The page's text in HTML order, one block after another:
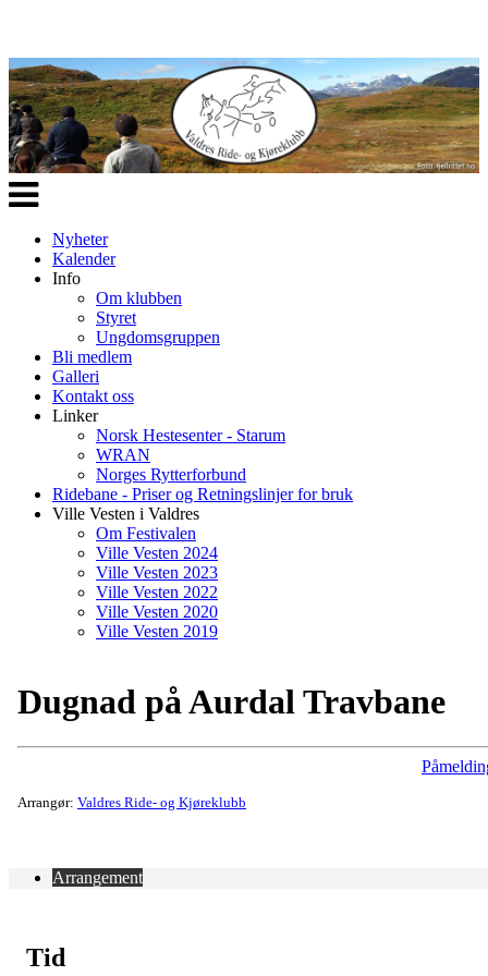
Veksle
navigasjon
Nyheter
Kalender
Info
Om klubben
Styret
Ungdomsgruppen
Bli medlem
Galleri
Kontakt oss
Linker
Norsk Hestesenter - Starum
WRAN
Norges Rytterforbund
Ridebane - Priser og Retningslinjer for bruk
Ville Vesten i Valdres
Om Festivalen
Ville Vesten 2024
Ville Vesten 2023
Ville Vesten 2022
Ville Vesten 2020
Ville Vesten 2019
Dugnad på Aurdal Travbane
Arrangør: Valdres Ride- og Kjøreklubb
Arrangement
Tid